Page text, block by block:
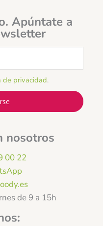
Apúntate a
de privacidad.
nosotros
00 22
de 9 a 15h